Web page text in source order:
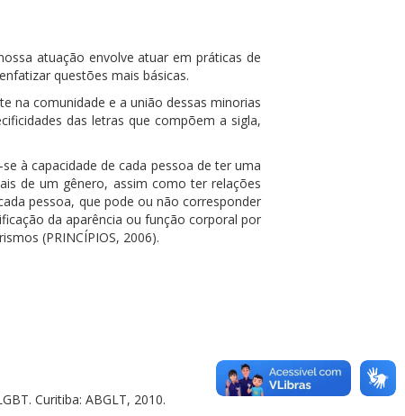
atuação envolve atuar em práticas de
questões mais básicas.
na comunidade e a união dessas minorias
das letras que compõem a sigla,
à capacidade de cada pessoa de ter uma
de um gênero, assim como ter relações
pessoa, que pode ou não corresponder
da aparência ou função corporal por
(PRINCÍPIOS, 2006).
Curitiba: ABGLT, 2010.